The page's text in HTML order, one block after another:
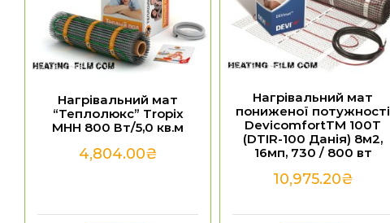
Нагрівальний мат
“Теплолюкс” Tropix
МНН 800 Вт/5,0 кв.м
4,804.00₴
Нагрівальний мат
пониженої потужності
DevicomfortTM 100T
(DTIR-100 Данія) 8м2,
16мп, 730 / 800 вт
10,975.20₴